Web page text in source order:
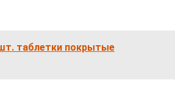
таблетки покрытые